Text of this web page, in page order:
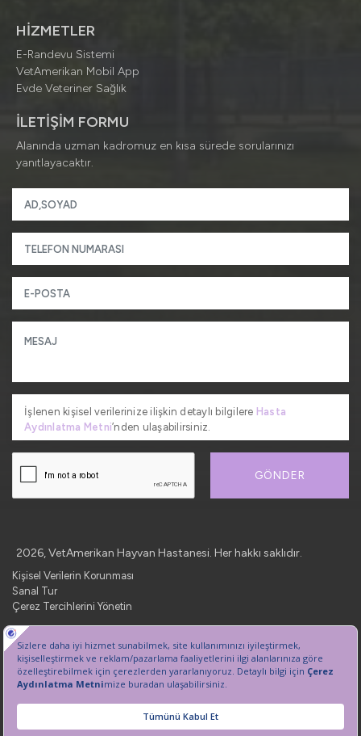
HİZMETLER
E-Randevu Sistemi
VetAmerikan Mobil App
Evde Veteriner Sağlık
İLETİŞİM FORMU
Alanında uzman kadromuz en kısa sürede sorularınızı
yanıtlayacaktır.
İşlenen kişisel verilerinize ilişkin detaylı bilgilere Hasta
Aydınlatma Metni’nden ulaşabilirsiniz.
GÖNDER
2026, VetAmerikan Hayvan Hastanesi. Her hakkı saklıdır.
Kişisel Verilerin Korunması
Sanal Tur
Çerez Tercihlerini Yönetin